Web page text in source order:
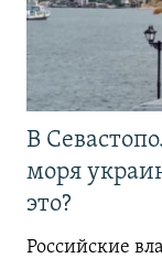
В
моря
это?
Российские